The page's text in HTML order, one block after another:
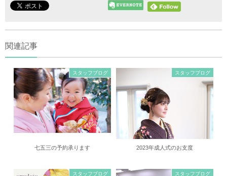
関連記事
スタッフブログ
七五三の予約承ります
スタッフブログ
2023年成人式のお支度
スタッフブログ スタッフブログ